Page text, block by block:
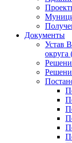
Документы
Устав
округа